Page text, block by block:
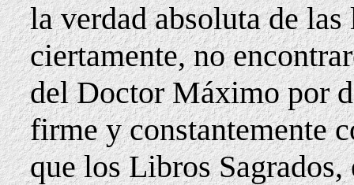
la verdad absoluta de
ciertamente, no
del Doctor Máximo por
firme y constantemente
que los Libros